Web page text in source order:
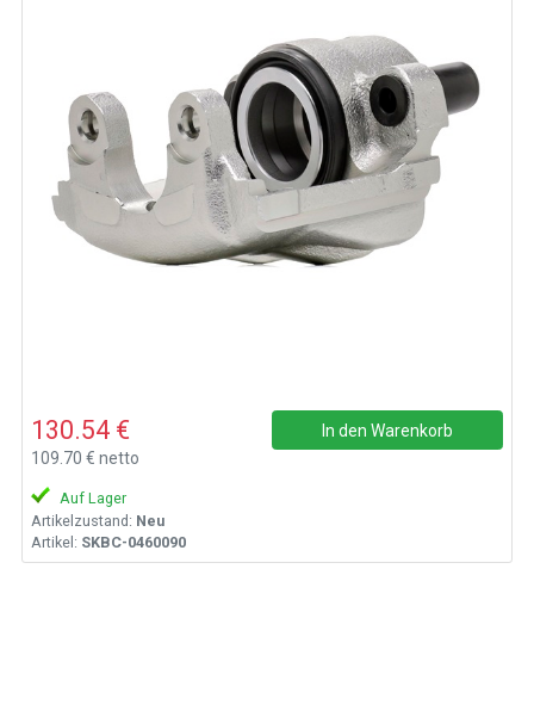
130.54 €
109.70 € netto
In den Warenkorb
Auf Lager
Artikelzustand: Neu
Artikel: SKBC-0460090